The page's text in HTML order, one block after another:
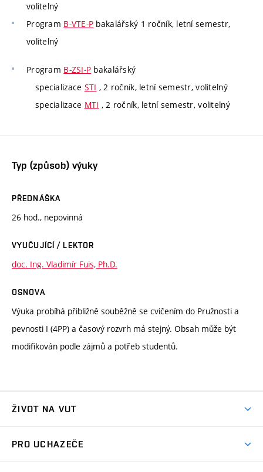
volitelný
Program B-VTE-P bakalářský 1 ročník, letní semestr,
volitelný
Program B-ZSI-P bakalářský
specializace STI , 2 ročník, letní semestr, volitelný
specializace MTI , 2 ročník, letní semestr, volitelný
Typ (způsob) výuky
PŘEDNÁŠKA
26 hod., nepovinná
VYUČUJÍCÍ / LEKTOR
doc. Ing. Vladimír Fuis, Ph.D.
OSNOVA
Výuka probíhá přibližně souběžně se cvičením do Pružnosti a
pevnosti I (4PP) a časový rozvrh má stejný. Obsah může být
modifikován podle zájmů a potřeb studentů.
ŽIVOT NA VUT
PRO UCHAZEČE